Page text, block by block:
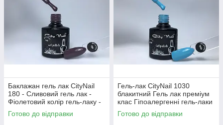
Баклажан гель лак CityNail
180 - Сливовий гель лак -
Фіолетовий колір гель-лаку -
Темні кольори гель лаків
Готово до відправки
Гель-лак CityNail 1030
блакитний Гель лак преміум
клас Гіпоалергенні гель-лаки
для нігтів Гель-лаки City Nail
Готово до відправки